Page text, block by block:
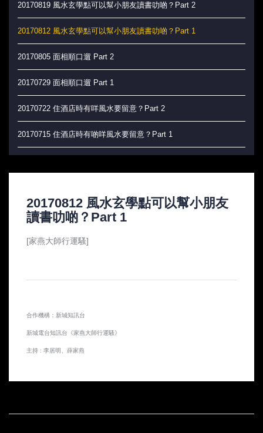
20170819 風水玄學點可以幫小朋友讀書叻啲？Part 2
20170812 風水玄學點可以幫小朋友讀書叻啲？Part 1
20170805 面相順口遛 Part 2
20170729 面相順口遛 Part 1
20170722 住酒店時有咩風水要留意？Part 2
20170715 住酒店時有啲咩風水要留意？Part 1
20170624 絕地反擊 做好自己 唔會俾人蝦
20170617 永冇俾人蝦 (加強版)
20170527 唔要俾人蝦!
20170812 風水玄學點可以幫小朋友
讀書叻啲？Part 1
[家燕大師行運騷]
合作機構：新城知訊台
新城電台知訊台《家燕大師行運騷》
主持 : 李居明、薛家燕